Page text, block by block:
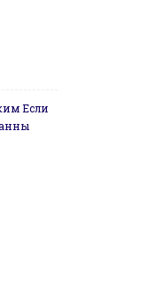
Если